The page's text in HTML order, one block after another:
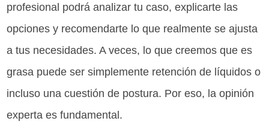
profesional podrá analizar tu caso, explicarte las
opciones y recomendarte lo que realmente se ajusta
a tus necesidades. A veces, lo que creemos que es
grasa puede ser simplemente retención de líquidos o
incluso una cuestión de postura. Por eso, la opinión
experta es fundamental.